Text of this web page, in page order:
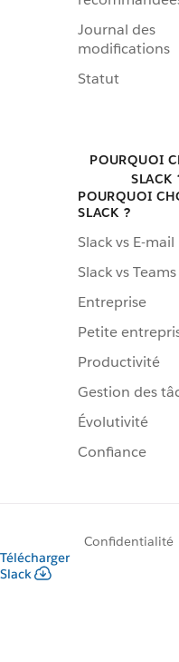
Journal des
modifications
Statut
POURQUOI
SLACK
POURQUOI
SLACK ?
Slack vs E-mail
Slack vs Teams
Entreprise
Petite
Productivité
Gestion des
Évolutivité
Confiance
Télécharger
Slack
Confidentialité